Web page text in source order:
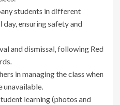
students in different
ensuring safety and
and dismissal, following Red
in managing the class when
unavailable.
learning (photos and